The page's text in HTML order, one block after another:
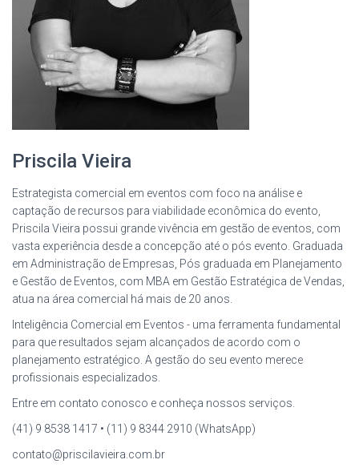
Priscila Vieira
Estrategista comercial em eventos com foco na análise e
captação de recursos para viabilidade econômica do evento,
Priscila Vieira possui grande vivência em gestão de eventos, com
vasta experiência desde a concepção até o pós evento. Graduada
em Administração de Empresas, Pós graduada em Planejamento
e Gestão de Eventos, com MBA em Gestão Estratégica de Vendas,
atua na área comercial há mais de 20 anos.
Inteligência Comercial em Eventos - uma ferramenta fundamental
para que resultados sejam alcançados de acordo com o
planejamento estratégico. A gestão do seu evento merece
profissionais especializados.
Entre em contato conosco e conheça nossos serviços.
(41) 9 8538 1417 • (11) 9 8344 2910 (WhatsApp)
contato@priscilavieira.com.br